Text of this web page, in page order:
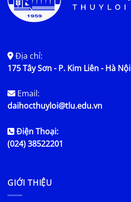
Địa chỉ:
175 Tây Sơn - P. Kim Liên - Hà Nội
Email:
daihocthuyloi@tlu.edu.vn
Điện Thoại:
(024) 38522201
GIỚI THIỆU